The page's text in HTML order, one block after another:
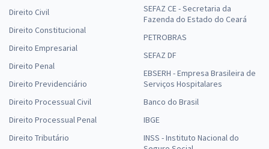
Direito Civil
Direito Constitucional
Direito Empresarial
Direito Penal
Direito Previdenciário
Direito Processual Civil
Direito Processual Penal
Direito Tributário
SEFAZ CE - Secretaria da
Fazenda do Estado do Ceará
PETROBRAS
SEFAZ DF
EBSERH - Empresa Brasileira de
Serviços Hospitalares
Banco do Brasil
IBGE
INSS - Instituto Nacional do